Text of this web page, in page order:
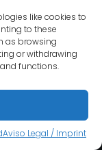
like cookies to
to these
as browsing
or withdrawing
functions.
Aviso Legal / Imprint
que cada